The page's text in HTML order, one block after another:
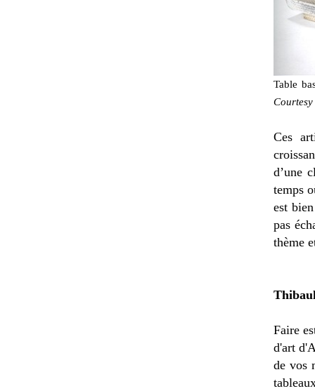
Table
Ces
d’une
temps
est
pas
thème
Faire
d'art
de vos